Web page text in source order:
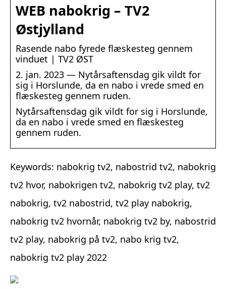
WEB nabokrig – TV2
Østjylland
Rasende nabo fyrede flæskesteg gennem
vinduet | TV2 ØST
2. jan. 2023 — Nytårsaftensdag gik vildt for
sig i Horslunde, da en nabo i vrede smed en
flæskesteg gennem ruden.
Nytårsaftensdag gik vildt for sig i Horslunde,
da en nabo i vrede smed en flæskesteg
gennem ruden.
Keywords: nabokrig tv2, nabostrid tv2, nabokrig
tv2 hvor, nabokrigen tv2, nabokrig tv2 play, tv2
nabokrig, tv2 nabostrid, tv2 play nabokrig,
nabokrig tv2 hvornår, nabokrig tv2 by, nabostrid
tv2 play, nabokrig på tv2, nabo krig tv2,
nabokrig tv2 play 2022